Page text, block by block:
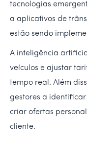
tecnologias
a aplicativos de
estão sendo
A inteligência
veículos e ajustar
tempo real. Além
gestores a
criar ofertas
cliente.